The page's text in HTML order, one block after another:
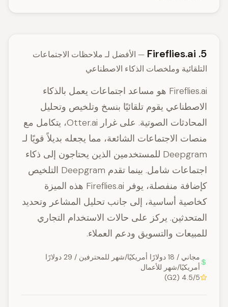
5. Fireflies.ai
— الأفضل لـ ملاحظات الاجتماعات
التلقائية وملخصات الذكاء الاصطناعي
Fireflies.ai هو مساعد اجتماعات يعمل بالذكاء
الاصطناعي يقوم تلقائيًا بنسخ وتلخيص وتحليل
المحادثات الصوتية. على غرار Otter.ai، يتكامل مع
منصات الاجتماعات الشائعة، مما يجعله بديلاً قويًا لـ
Deepgram للمستخدمين الذين يحتاجون إلى ذكاء
اجتماعات شامل. بينما تقدم Deepgram التلخيص
كإضافة منفصلة، يوفر Fireflies.ai هذه الميزة
كخاصية أساسية، إلى جانب تحليل المشاعر وتحديد
المتحدثين. يركز على حالات الاستخدام التجاري
للمبيعات والتسويق ودعم العملاء.
مجاني / 18 دولارًا أمريكيًا/شهر للمحترفين / 29 دولارًا
أمريكيًا/شهر للأعمال
4.5/5 (G2)